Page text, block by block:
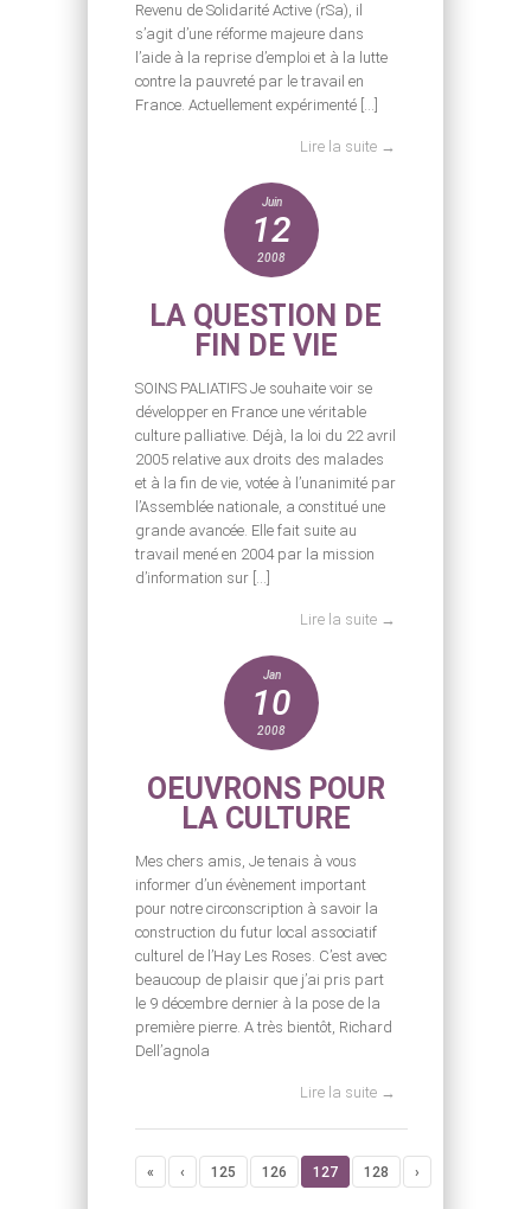
Revenu de Solidarité Active (rSa), il
s’agit d’une réforme majeure dans
l’aide à la reprise d’emploi et à la lutte
contre la pauvreté par le travail en
France. Actuellement expérimenté […]
Lire la suite →
Juin
12
2008
LA QUESTION DE
FIN DE VIE
SOINS PALIATIFS Je souhaite voir se
développer en France une véritable
culture palliative. Déjà, la loi du 22 avril
2005 relative aux droits des malades
et à la fin de vie, votée à l’unanimité par
l’Assemblée nationale, a constitué une
grande avancée. Elle fait suite au
travail mené en 2004 par la mission
d’information sur […]
Lire la suite →
Jan
10
2008
OEUVRONS POUR
LA CULTURE
Mes chers amis, Je tenais à vous
informer d’un évènement important
pour notre circonscription à savoir la
construction du futur local associatif
culturel de l’Hay Les Roses. C’est avec
beaucoup de plaisir que j’ai pris part
le 9 décembre dernier à la pose de la
première pierre. A très bientôt, Richard
Dell’agnola
Lire la suite →
« ‹ 125 126 127 128 ›